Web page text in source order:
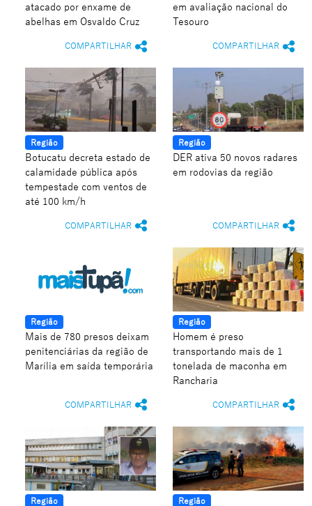
atacado por enxame de
abelhas em Osvaldo Cruz
COMPARTILHAR
em avaliação nacional do
Tesouro
COMPARTILHAR
Região
Botucatu decreta estado de
calamidade pública após
tempestade com ventos de
até 100 km/h
COMPARTILHAR
Região
DER ativa 50 novos radares
em rodovias da região
COMPARTILHAR
Região
Mais de 780 presos deixam
penitenciárias da região de
Marília em saída temporária
COMPARTILHAR
Região
Homem é preso
transportando mais de 1
tonelada de maconha em
Rancharia
COMPARTILHAR
Região Região